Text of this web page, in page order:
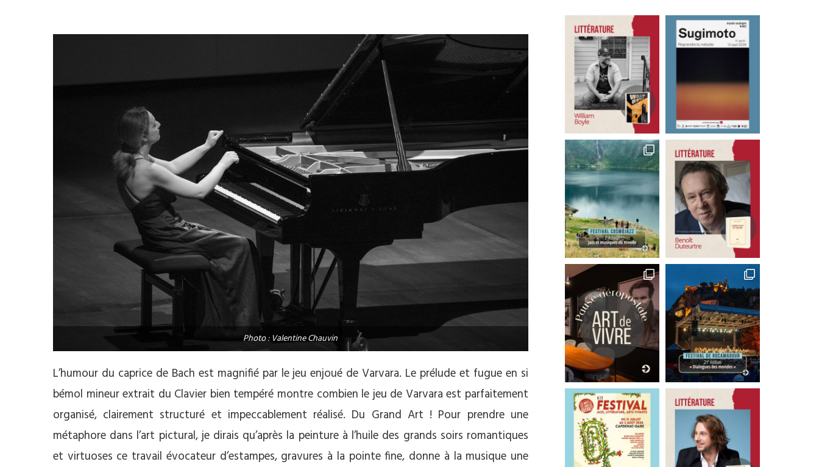
Photo : Valentine Chauvin
L’humour du caprice de Bach est magnifié par le jeu enjoué de Varvara. Le prélude et fugue en si
bémol mineur extrait du Clavier bien tempéré montre combien le jeu de Varvara est parfaitement
organisé, clairement structuré et impeccablement réalisé. Du Grand Art ! Pour prendre une
métaphore dans l’art pictural, je dirais qu’après la peinture à l’huile des grands soirs romantiques
et virtuoses ce travail évocateur d’estampes, gravures à la pointe fine, donne à la musique une